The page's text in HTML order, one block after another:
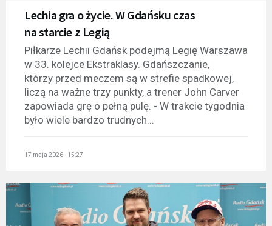
Lechia gra o życie. W Gdańsku czas
na starcie z Legią
Piłkarze Lechii Gdańsk podejmą Legię Warszawa
w 33. kolejce Ekstraklasy. Gdańszczanie,
którzy przed meczem są w strefie spadkowej,
liczą na ważne trzy punkty, a trener John Carver
zapowiada grę o pełną pulę. - W trakcie tygodnia
było wiele bardzo trudnych...
17 maja 2026 - 15:27